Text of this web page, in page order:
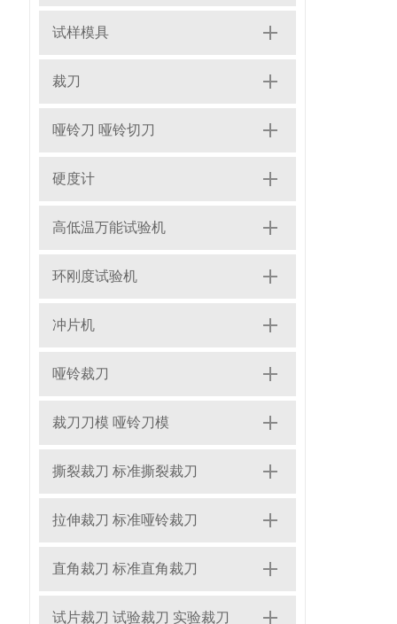
试样模具
裁刀
哑铃刀 哑铃切刀
硬度计
高低温万能试验机
环刚度试验机
冲片机
哑铃裁刀
裁刀刀模 哑铃刀模
撕裂裁刀 标准撕裂裁刀
拉伸裁刀 标准哑铃裁刀
直角裁刀 标准直角裁刀
试片裁刀 试验裁刀 实验裁刀